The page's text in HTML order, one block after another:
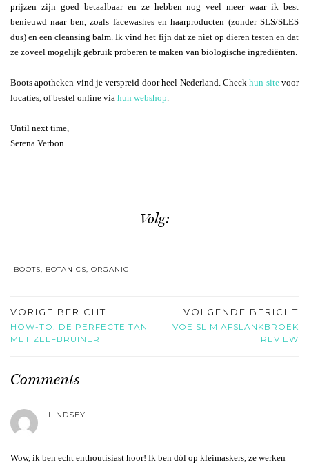
prijzen zijn goed betaalbaar en ze hebben nog veel meer waar ik best
benieuwd naar ben, zoals facewashes en haarproducten (zonder SLS/SLES
dus) en een cleansing balm. Ik vind het fijn dat ze niet op dieren testen en dat
ze zoveel mogelijk gebruik proberen te maken van biologische ingrediënten.
Boots apotheken vind je verspreid door heel Nederland. Checkhun sitevoor
locaties, of bestel online via hun webshop
Until next time,
Serena Verbon
Volg:
BOOTS, BOTANICS, ORGANIC
VORIGE BERICHT
HOW-TO: DE PERFECTE TAN
MET ZELFBRUINER
VOLGENDE BERICHT
VOE SLIM AFSLANKBROEK
REVIEW
Comments
LINDSEY
Wow, ik ben echt enthoutisiast hoor! Ik ben dól op kleimaskers, ze werken